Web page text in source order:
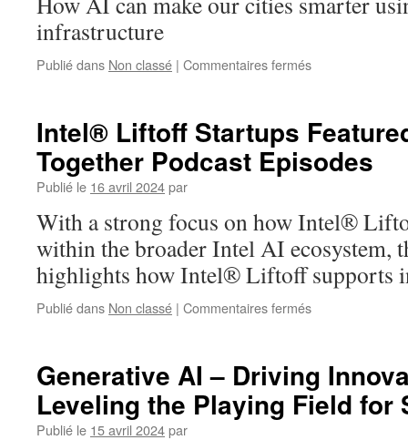
infrastructure
Publié dans Non classé | Commentaires ferméssur
Smart
Cities
Intel® Liftoff Startups
Together Podcast Episodes
Publié le 16 avril 2024par
With a strong focus on how Intel®
within the broader Intel AI ecosystem,
highlights how Intel® Liftoff supports
Publié dans Non classé | Commentaires ferméssur
Featured
in
New
Generative AI – Driving
Leveling the Playing Field for
Publié le 15 avril 2024par